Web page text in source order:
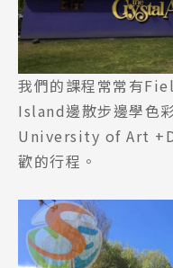
Latest News
Promotion 最
Program 課程選
我們的課程常常有
Island邊散步邊學色
University of Art
歡的行程。